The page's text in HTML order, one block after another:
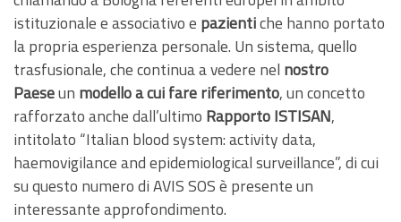
istituzionale e associativo e pazientiche hanno portato
la propria esperienza personale. Un sistema, quello
trasfusionale, che continua a vedere nel nostro
Paeseun modello a cui fare riferimento, un concetto
rafforzato anche dall’ultimo Rapporto ISTISAN,
intitolato “Italian blood system: activity data,
haemovigilance and epidemiological surveillance”, di cui
su questo numero di AVIS SOS è presente un
interessante approfondimento.